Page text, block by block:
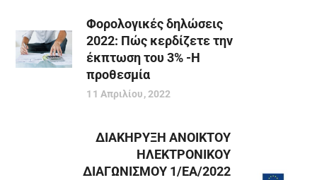
Φορολογικές δηλώσεις
2022: Πώς κερδίζετε την
έκπτωση του 3% -Η
προθεσμία
11 Απριλίου, 2022
ΔΙΑΚΗΡΥΞΗ ΑΝΟΙΚΤΟΥ
ΗΛΕΚΤΡΟΝΙΚΟΥ
ΔΙΑΓΩΝΙΣΜΟΥ 1/ΕΑ/2022